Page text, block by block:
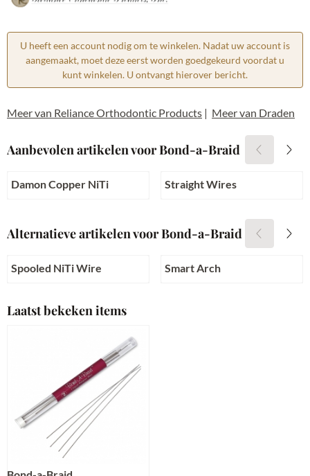
U heeft een account nodig om te winkelen. Nadat uw account is
aangemaakt, moet deze eerst worden goedgekeurd voordat u
kunt winkelen. U ontvangt hierover bericht.
Meer van Reliance Orthodontic Products | Meer van Draden
Aanbevolen artikelen voorBond-a-Braid
Damon Copper NiTi
Straight Wires
Alternatieve artikelen voorBond-a-Braid
Spooled NiTi Wire
Smart Arch
Laatst bekeken items